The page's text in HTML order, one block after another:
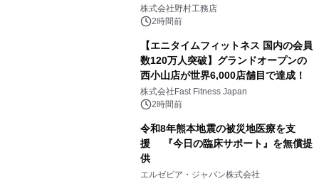
こだわる」
株式会社野村工務店
2時間前
【エニタイムフィットネス 国内の会員
数120万人突破】グランドオープンの
西小山店が世界6,000店舗目で達成！
株式会社Fast Fitness Japan
2時間前
令和8年熊本地震の被災地医療を支
援 『今日の臨床サポート』を無償提
供
エルゼビア・ジャパン株式会社